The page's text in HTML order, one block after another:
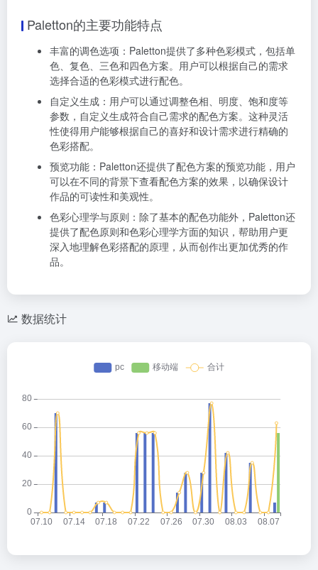
Paletton的主要功能特点
丰富的调色选项：Paletton提供了多种色彩模式，包括单
色、复色、三色和四色方案。用户可以根据自己的需求
选择合适的色彩模式进行配色。
自定义生成：用户可以通过调整色相、明度、饱和度等
参数，自定义生成符合自己需求的配色方案。这种灵活
性使得用户能够根据自己的喜好和设计需求进行精确的
色彩搭配。
预览功能：Paletton还提供了配色方案的预览功能，用户
可以在不同的背景下查看配色方案的效果，以确保设计
作品的可读性和美观性。
色彩心理学与原则：除了基本的配色功能外，Paletton还
提供了配色原则和色彩心理学方面的知识，帮助用户更
深入地理解色彩搭配的原理，从而创作出更加优秀的作
品。
数据统计